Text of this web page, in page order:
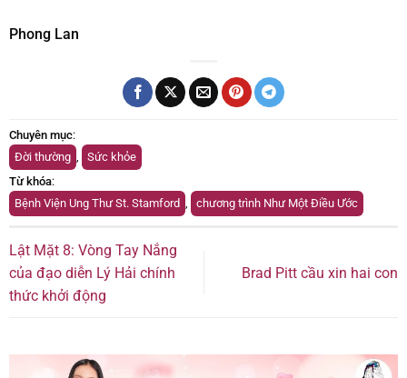
Phong Lan
Chuyên mục:
Đời thường
Sức khỏe
Từ khóa:
Bệnh Viện Ung Thư St. Stamford
chương trình Như Một Điều Ước
Lật Mặt 8: Vòng Tay Nắng
của đạo diễn Lý Hải chính
thức khởi động
Brad Pitt cầu xin hai con